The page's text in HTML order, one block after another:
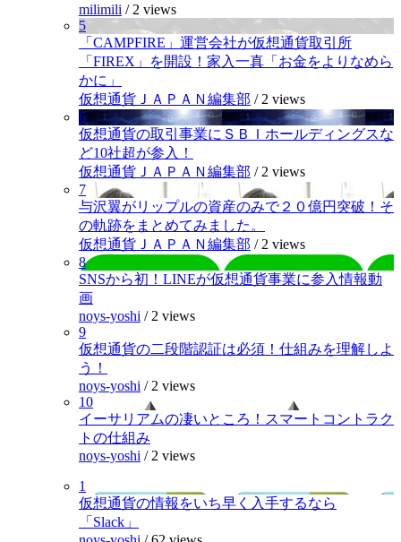
milimili / 2 views
5
「CAMPFIRE」運営会社が仮想通貨取引所
「FIREX」を開設！家入一真「お金をよりなめら
かに」
仮想通貨ＪＡＰＡＮ編集部 / 2 views
6
仮想通貨の取引事業にＳＢＩホールディングスな
ど10社超が参入！
仮想通貨ＪＡＰＡＮ編集部 / 2 views
7
与沢翼がリップルの資産のみで２０億円突破！そ
の軌跡をまとめてみました。
仮想通貨ＪＡＰＡＮ編集部 / 2 views
8
SNSから初！LINEが仮想通貨事業に参入情報動
画
noys-yoshi / 2 views
9
仮想通貨の二段階認証は必須！仕組みを理解しよ
う！
noys-yoshi / 2 views
10
イーサリアムの凄いところ！スマートコントラク
トの仕組み
noys-yoshi / 2 views
1
仮想通貨の情報をいち早く入手するなら
「Slack」